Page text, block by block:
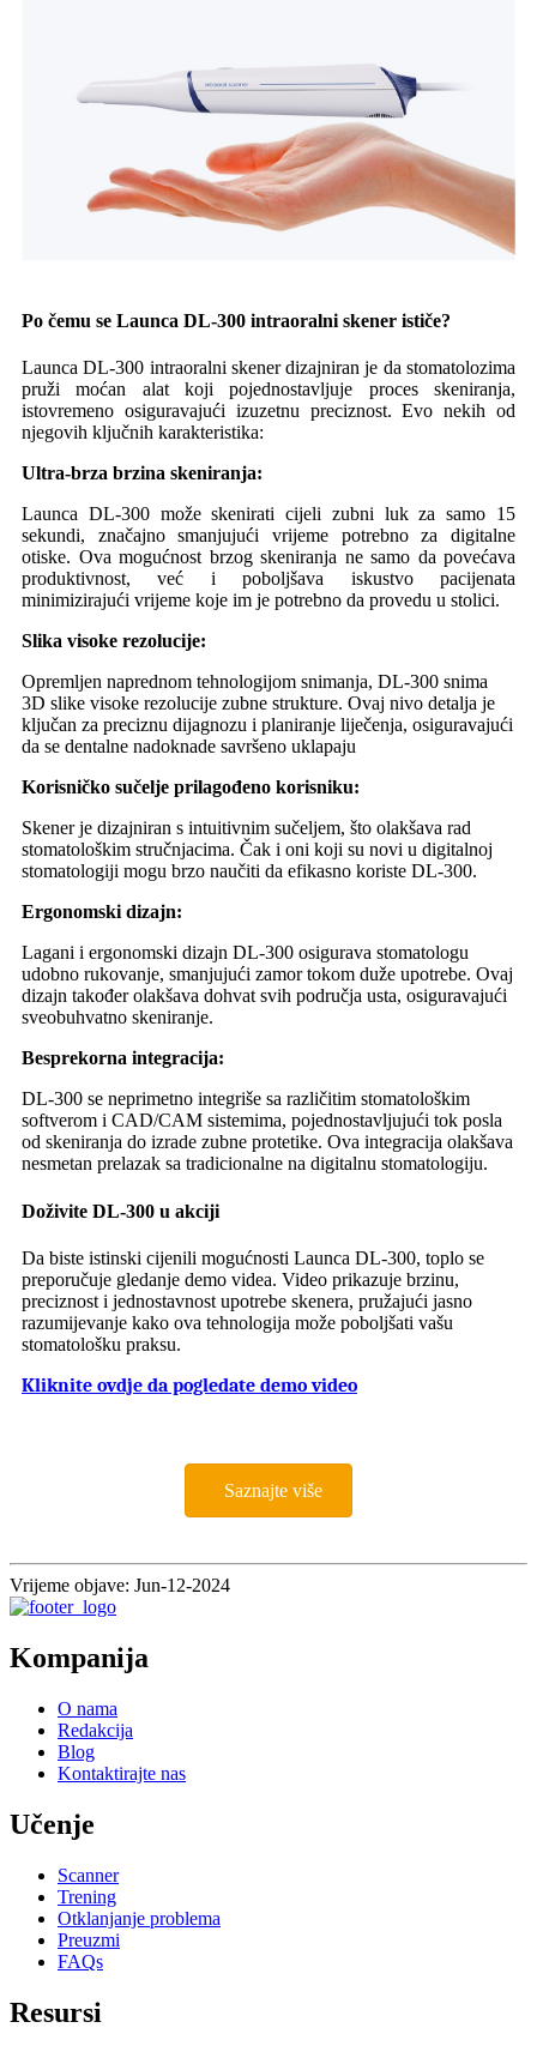
Po čemu se Launca DL-300 intraoralni skener ističe?
Launca DL-300 intraoralni skener dizajniran je da stomatolozima
pruži moćan alat koji pojednostavljuje proces skeniranja,
istovremeno osiguravajući izuzetnu preciznost. Evo nekih od
njegovih ključnih karakteristika:
Ultra-brza brzina skeniranja:
Launca DL-300 može skenirati cijeli zubni luk za samo 15
sekundi, značajno smanjujući vrijeme potrebno za digitalne
otiske. Ova mogućnost brzog skeniranja ne samo da povećava
produktivnost, već i poboljšava iskustvo pacijenata
minimizirajući vrijeme koje im je potrebno da provedu u stolici.
Slika visoke rezolucije:
Opremljen naprednom tehnologijom snimanja, DL-300 snima
3D slike visoke rezolucije zubne strukture. Ovaj nivo detalja je
ključan za preciznu dijagnozu i planiranje liječenja, osiguravajući
da se dentalne nadoknade savršeno uklapaju
Korisničko sučelje prilagođeno korisniku:
Skener je dizajniran s intuitivnim sučeljem, što olakšava rad
stomatološkim stručnjacima. Čak i oni koji su novi u digitalnoj
stomatologiji mogu brzo naučiti da efikasno koriste DL-300.
Ergonomski dizajn:
Lagani i ergonomski dizajn DL-300 osigurava stomatologu
udobno rukovanje, smanjujući zamor tokom duže upotrebe. Ovaj
dizajn također olakšava dohvat svih područja usta, osiguravajući
sveobuhvatno skeniranje.
Besprekorna integracija:
DL-300 se neprimetno integriše sa različitim stomatološkim
softverom i CAD/CAM sistemima, pojednostavljujući tok posla
od skeniranja do izrade zubne protetike. Ova integracija olakšava
nesmetan prelazak sa tradicionalne na digitalnu stomatologiju.
Doživite DL-300 u akciji
Da biste istinski cijenili mogućnosti Launca DL-300, toplo se
preporučuje gledanje demo videa. Video prikazuje brzinu,
preciznost i jednostavnost upotrebe skenera, pružajući jasno
razumijevanje kako ova tehnologija može poboljšati vašu
stomatološku praksu.
Kliknite ovdje da pogledate demo video
Saznajte više
Vrijeme objave: Jun-12-2024
Kompanija
O nama
Redakcija
Blog
Kontaktirajte nas
Učenje
Scanner
Trening
Otklanjanje problema
Preuzmi
FAQs
Resursi